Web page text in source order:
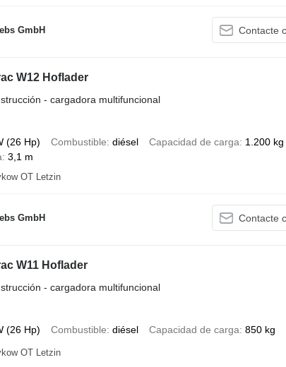
GmbH Contacte
W12 Hoflader
- cargadora multifuncional
(26 Hp) Combustible diésel Capacidad de carga
1.200 kg
3,1 m
OT Letzin
GmbH Contacte
W11 Hoflader
- cargadora multifuncional
(26 Hp) Combustible diésel Capacidad de carga 850 kg
OT Letzin